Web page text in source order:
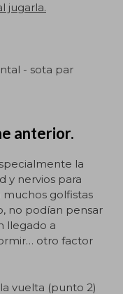
jugarla.
anterior.
la
y nervios para
golfistas
no podían pensar
llegado a
otro factor
vuelta (punto 2)